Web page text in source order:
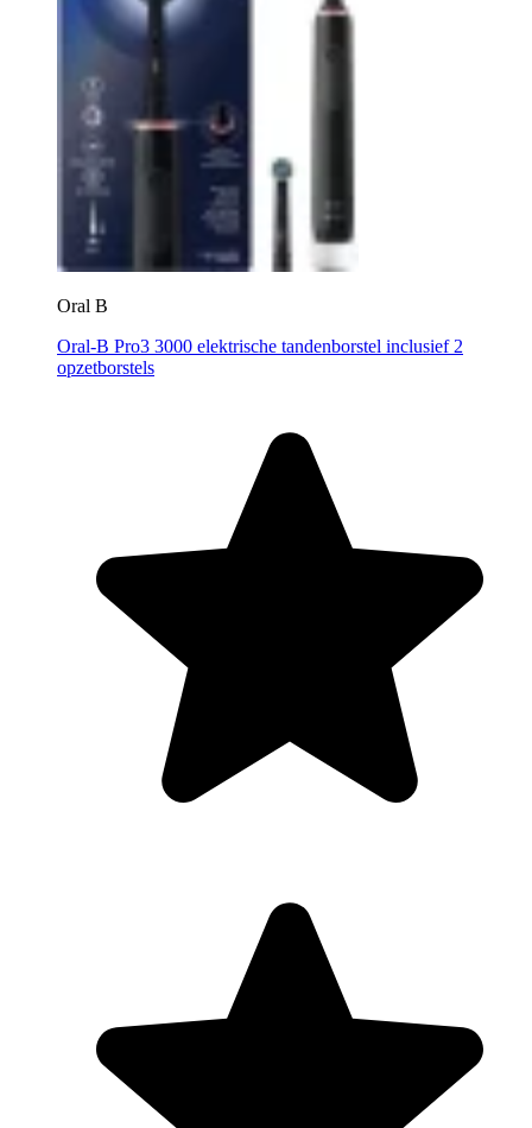
Oral B
Oral-B Pro3 3000 elektrische tandenborstel inclusief 2
opzetborstels